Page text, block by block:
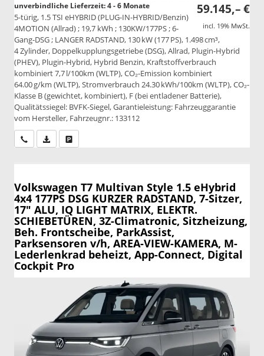
59.145,– €
incl. 19% MwSt.
unverbindliche Lieferzeit: 4 - 6 Monate
5-türig, 1.5 TSI eHYBRID (PLUG-IN-HYBRID/Benzin)
4MOTION (Allrad) ; 19,7 kWh ; 130KW/177PS ; 6-
Gang-DSG ; LANGER RADSTAND, 130 kW (177 PS), 1.498 cm³,
4 Zylinder, Doppelkupplungsgetriebe (DSG), Allrad, Plugin-Hybrid
(PHEV), Plugin-Hybrid, Hybrid Benzin, Kraftstoffverbrauch
kombiniert 7,7 l/100km (WLTP), CO₂-Emission kombiniert
64.00 g/km (WLTP), Stromverbrauch 24.30 kWh/100km (WLTP), CO₂-
Klasse B (gewichtet, kombiniert), F (bei entladener Batterie),
Qualitätssiegel: BVFK-Siegel, Garantieleistung: Fahrzeuggarantie
vom Hersteller, Fahrzeugnr.: 133112
Wir rufen Sie anPDF-Datei, Fahrzeugexposé drucken
Volkswagen T7 Multivan Style 1.5 eHybrid
4x4 177PS DSG KURZER RADSTAND, 7-Sitzer,
17" ALU, IQ LIGHT MATRIX, ELEKTR.
SCHIEBETÜREN, 3Z-Climatronic, Sitzheizung,
Beh. Frontscheibe, ParkAssist,
Parksensoren v/h, AREA-VIEW-KAMERA, M-
Lederlenkrad beheizt, App-Connect, Digital
Cockpit Pro